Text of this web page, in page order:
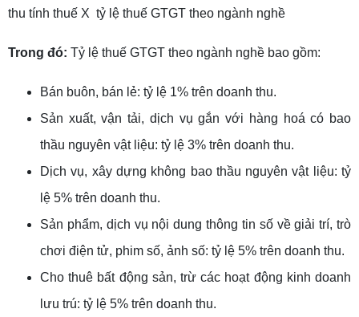
thu tính thuế X tỷ lệ thuế GTGT theo ngành nghề
Trong đó: Tỷ lệ thuế GTGT theo ngành nghề bao gồm:
Bán buôn, bán lẻ: tỷ lệ 1% trên doanh thu.
Sản xuất, vận tải, dịch vụ gắn với hàng hoá có bao
thầu nguyên vật liệu: tỷ lệ 3% trên doanh thu.
Dịch vụ, xây dựng không bao thầu nguyên vật liệu: tỷ
lệ 5% trên doanh thu.
Sản phẩm, dịch vụ nội dung thông tin số về giải trí, trò
chơi điện tử, phim số, ảnh số: tỷ lệ 5% trên doanh thu.
Cho thuê bất động sản, trừ các hoạt động kinh doanh
lưu trú: tỷ lệ 5% trên doanh thu.